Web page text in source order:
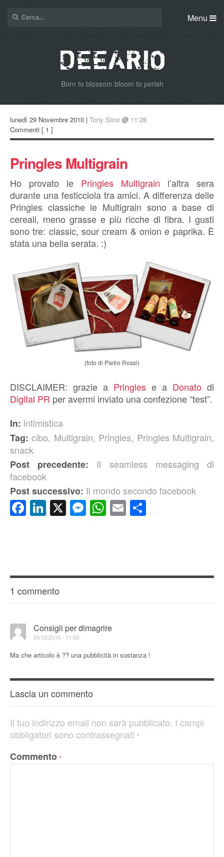
Menu
Born to blossom bloom to perish
lunedì 29 Novembre 2010 | Tony Siino @ 11:28
Commenti [ 1 ]
Pringles Multigrain
Ho provato le Pringles Multigrain l’altra sera
durante una festicciola tra amici. A differenza delle
Pringles classiche le Multigrain sono a base di
cereali, meno grasse e più ricche di fibra. I gusti
sono tre: classic, sour cream & onion e paprika. È
stata una bella serata. :)
(foto di Pietro Rossi)
DISCLAIMER: grazie a Pringles e a Donato di
Digital PR per avermi inviato una confezione “test”.
In: intimistica
Tag: cibo, Multigrain, Pringles, Pringles Multigrain,
snack
Post precedente: Il seamless messaging di
facebook
Post successivo: Il mondo secondo facebook
Facebook
LinkedIn
X Messenger
WhatsApp
Email
1 commento
Consigli per dimagrire
29/12/2010 - 11:06
Ma che articolo è ?? una pubblicità in sostanza !
Lascia un commento
Il tuo indirizzo email non sarà pubblicato. I campi
obbligatori sono contrassegnati *
Commento *